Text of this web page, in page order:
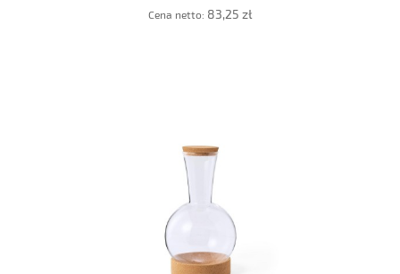
Cena netto: 83,25 zł